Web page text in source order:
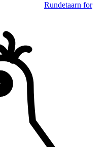
Rundetaarn for